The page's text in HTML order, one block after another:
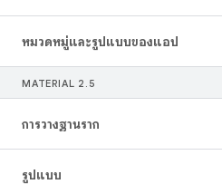
หมวดหมู่และรูปแบบของแอป
MATERIAL 2 . 5
การวางฐานราก
รูปแบบ